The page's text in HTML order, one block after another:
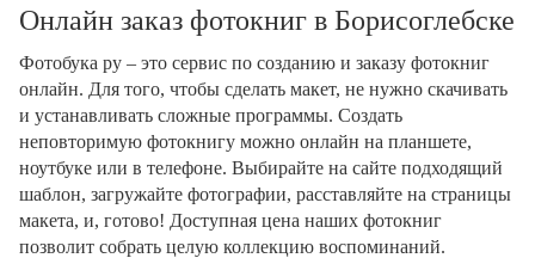
Онлайн заказ фотокниг в Борисоглебске
Фотобука ру – это сервис по созданию и заказу фотокниг
онлайн. Для того, чтобы сделать макет, не нужно скачивать
и устанавливать сложные программы. Создать
неповторимую фотокнигу можно онлайн на планшете,
ноутбуке или в телефоне. Выбирайте на сайте подходящий
шаблон, загружайте фотографии, расставляйте на страницы
макета, и, готово! Доступная цена наших фотокниг
позволит собрать целую коллекцию воспоминаний.